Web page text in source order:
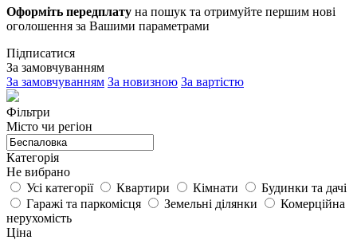
Оформіть передплату на пошук та отримуйте першим нові
оголошення за Вашими параметрами
Підписатися
За замовчуванням
За замовчуванням За новизною За вартістю
Фільтри
Місто чи регіон
Категорія
Не вибрано
Усі категорії
Квартири Кімнати
Будинки та дачі
Гаражі та паркомісця
Земельні ділянки
Комерційна
нерухомість
Ціна